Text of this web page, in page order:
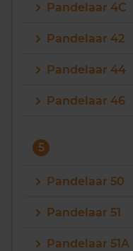
Pandelaar 4C
Pandelaar 42
Pandelaar 44
Pandelaar 46
5
Pandelaar 50
Pandelaar 51
Pandelaar 51A